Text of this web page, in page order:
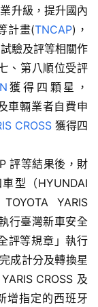
升級，提升國內
計畫(TNCAP)，
驗及評等相關作
、第八順位受評
獲得四顆星，
車輛業者自費申
CROSS 獲得四
評等結果後，財
型（HYUNDAI
YARIS
行臺灣新車安全
評等規章」執行
成計分及轉換星
CROSS 及
增指定的西班牙